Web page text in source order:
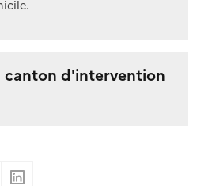
canton d'intervention
emailsur Facebook
Partager sur X